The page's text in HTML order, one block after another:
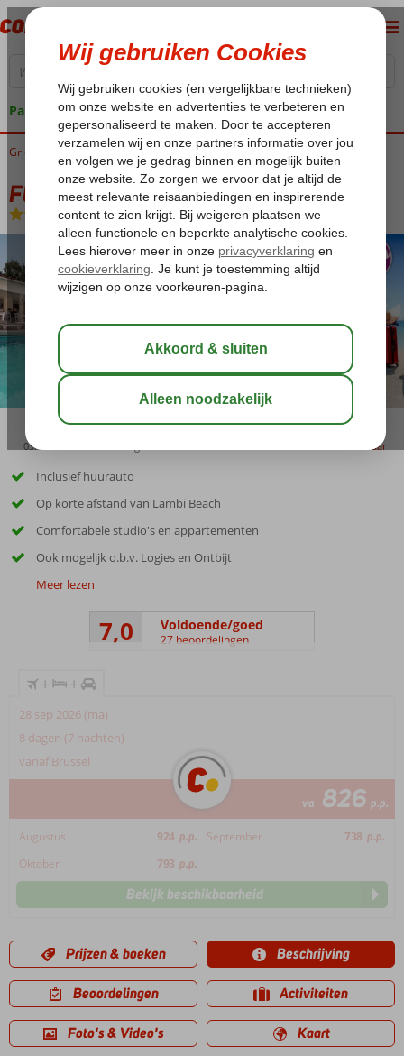
Pakketgarantie
Home
Griekenland Kos Kos-Stad Lambi Fly & Go Aegean Blu Apartments
Fly & Go Aegean Blu Apartments
Logies-Appartement
03:45 bewaar
Inclusief huurauto
Op korte afstand van Lambi Beach
Comfortabele studio's en appartementen
Ook mogelijk o.b.v. Logies en Ontbijt
Meer lezen
7,0 Voldoende/goed
27 beoordelingen
+ +
28 sep 2026 (ma)
8 dagen (7 nachten)
vanaf Brussel
va 826 p.p.
Augustus 924 p.p. September 738 p.p.
Oktober
793 p.p.
Bekijk beschikbaarheid
Prijzen & boeken Beschrijving
Beoordelingen Activiteiten
Foto's & Video's Kaart